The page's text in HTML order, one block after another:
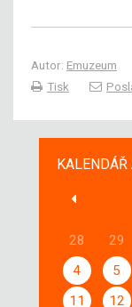
Autor: Emuzeum
Tisk
KALENDÁŘ
28 29
4
5
11
12